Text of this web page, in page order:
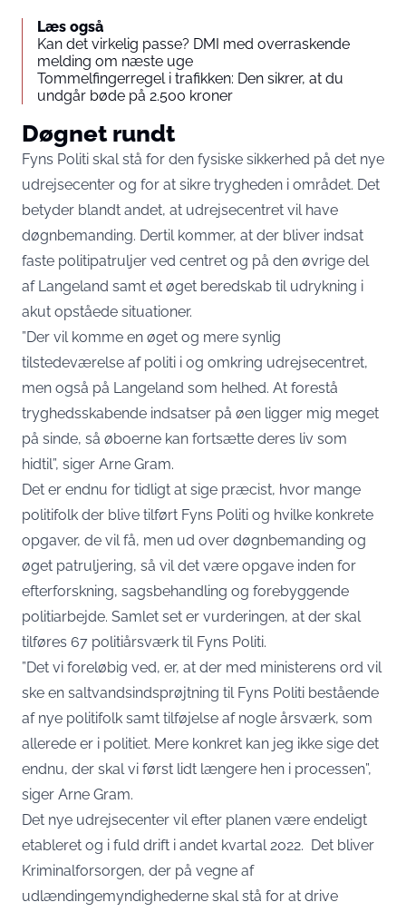
Læs også
Kan det virkelig passe? DMI med overraskende
melding om næste uge
Tommelfingerregel i trafikken: Den sikrer, at du
undgår bøde på 2.500 kroner
Døgnet rundt
Fyns Politi skal stå for den fysiske sikkerhed på det nye
udrejsecenter og for at sikre trygheden i området. Det
betyder blandt andet, at udrejsecentret vil have
døgnbemanding. Dertil kommer, at der bliver indsat
faste politipatruljer ved centret og på den øvrige del
af Langeland samt et øget beredskab til udrykning i
akut opståede situationer.
”Der vil komme en øget og mere synlig
tilstedeværelse af politi i og omkring udrejsecentret,
men også på Langeland som helhed. At forestå
tryghedsskabende indsatser på øen ligger mig meget
på sinde, så øboerne kan fortsætte deres liv som
hidtil”, siger Arne Gram.
Det er endnu for tidligt at sige præcist, hvor mange
politifolk der blive tilført Fyns Politi og hvilke konkrete
opgaver, de vil få, men ud over døgnbemanding og
øget patruljering, så vil det være opgave inden for
efterforskning, sagsbehandling og forebyggende
politiarbejde. Samlet set er vurderingen, at der skal
tilføres 67 politiårsværk til Fyns Politi.
”Det vi foreløbig ved, er, at der med ministerens ord vil
ske en saltvandsindsprøjtning til Fyns Politi bestående
af nye politifolk samt tilføjelse af nogle årsværk, som
allerede er i politiet. Mere konkret kan jeg ikke sige det
endnu, der skal vi først lidt længere hen i processen”,
siger Arne Gram.
Det nye udrejsecenter vil efter planen være endeligt
etableret og i fuld drift i andet kvartal 2022. Det bliver
Kriminalforsorgen, der på vegne af
udlændingemyndighederne skal stå for at drive